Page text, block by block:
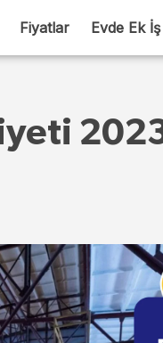
Fiyatlar Evde Ek İş